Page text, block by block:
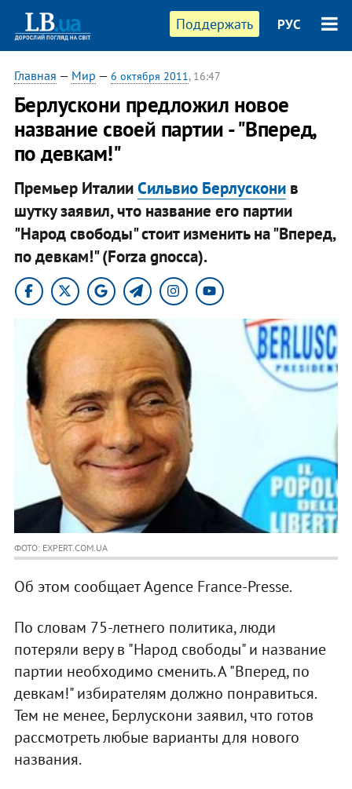
Поддержать РУС
Главная — Мир — 6 октября 2011, 16:47
Берлускони предложил новое
название своей партии - "Вперед,
по девкам!"
Премьер ИталииСильвио Берлусконив
шутку заявил, что название его партии
"Народ свободы" стоит изменить на "Вперед,
по девкам!" (Forza gnocca).
ФОТО: EXPERT.COM.UA
Об этом сообщает Agence France-Presse.
По словам 75-летнего политика, люди
потеряли веру в "Народ свободы" и название
партии необходимо сменить. А "Вперед, по
девкам!" избирателям должно понравиться.
Тем не менее, Берлускони заявил, что готов
рассмотреть любые варианты для нового
названия.